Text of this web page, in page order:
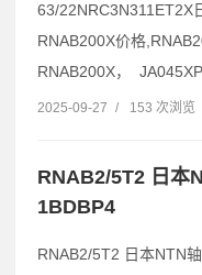
63/22NRC3N311ET2X
RNAB200X价格
RNAB200X，
2025-09-27 / 153 次浏览
RNAB2/5T2 日本
1BDBP4
RNAB2/5T2 日本NTN